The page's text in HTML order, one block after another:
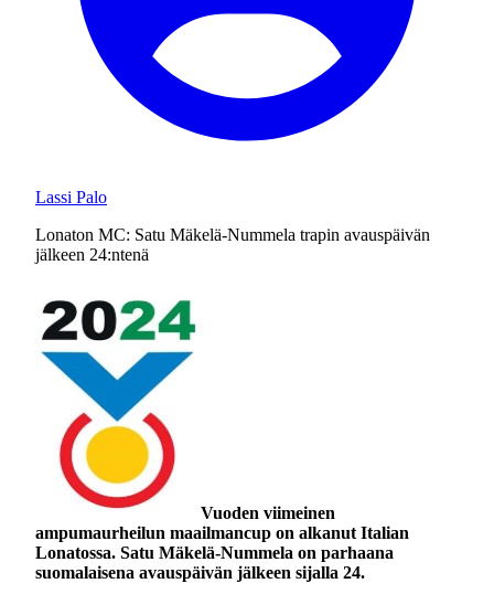
Lassi Palo
Lonaton MC: Satu Mäkelä-Nummela trapin avauspäivän
jälkeen 24:ntenä
Vuoden viimeinen
ampumaurheilun maailmancup on alkanut Italian
Lonatossa. Satu Mäkelä-Nummela on parhaana
suomalaisena avauspäivän jälkeen sijalla 24.